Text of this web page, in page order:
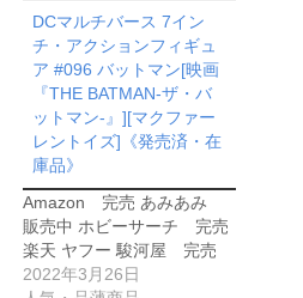
DCマルチバース 7イン
チ・アクションフィギュ
ア #096 バットマン[映画
『THE BATMAN-ザ・バ
ットマン-』][マクファー
レントイズ]《発売済・在
庫品》
Amazon 完売 あみあみ
販売中 ホビーサーチ 完売
楽天 ヤフー 駿河屋 完売
2022年3月26日